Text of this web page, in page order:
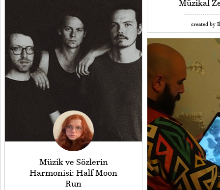
Müzikal
created by
Müzik ve Sözlerin
Harmonisi: Half Moon
Run